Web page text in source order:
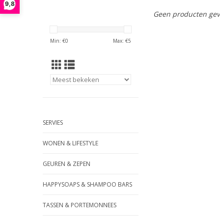
9,8
Min: €0 Max: €5
SERVIES
WONEN & LIFESTYLE
GEUREN & ZEPEN
HAPPYSOAPS & SHAMPOO BARS
TASSEN & PORTEMONNEES
Geen producten